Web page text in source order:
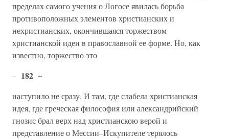
пределах самого учения о Логосе явилась борьба
противоположных элементов христианских и
нехристианских, окончившаяся торжеством
христианской идеи в православной ее форме. Но, как
известно, торжество это
– 182 –
наступило не сразу. И там, где слабела христианская
идея, где греческая философия или александрийский
гнозис брал верх над христианскою верой и
представление о Мессии–Искупителе терялось